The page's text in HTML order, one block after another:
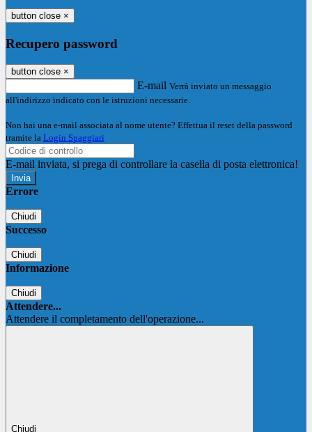
button close ×
Recupero password
button close ×
E-mail Verrà inviato un messaggio
all'indirizzo indicato con le istruzioni necessarie.
Non hai una e-mail associata al nome utente? Effettua il reset della password
tramite la Login Spaggiari
E-mail inviata, si prega di controllare la casella di posta elettronica!
Errore
Chiudi
Successo
Chiudi
Informazione
Chiudi
Attendere...
Attendere il completamento dell'operazione...
Chiudi